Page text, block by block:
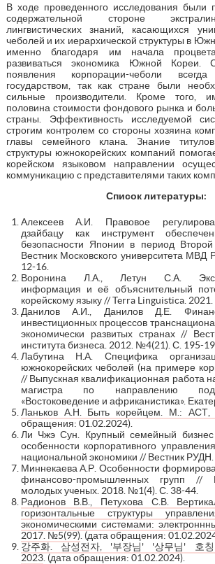
В ходе проведенного исследования были
содержательной стороне
лингвистических знаний, касающихся
чеболей и их иерархической структуры в
именно благодаря им начала
развиваться экономика Южной Кореи.
появления корпорации-чеболи
государством, так как стране были
сильные производители. Кроме того,
половина стоимости фондового рынка и
страны. Эффективность исследуемой
строгим контролем со стороны хозяина
главы семейного клана. Знание
структуры южнокорейских компаний
корейском языковом направлении
коммуникацию с представителями таких
Список литературы:
Алексеев А.И. Правовое
дзайбацу как инструмент
безопасности Японии в период
Вестник Московского университета МВД
12-16.
Воронина Л.А., Летун С.А.
информация и её объяснительный
корейскому языку // Terra Linguistica.
Данилов А.И., Данилов Д.Е.
инвестиционных процессов
экономически развитых странах //
института бизнеса. 2012. №4(21). С. 195-
Лабутина Н.А. Специфика
южнокорейских чеболей (на примере
// Выпускная квалификационная работа
магистра по направлению
«Востоковедение и африканистика».
Ланьков А.Н. Быть корейцем. М.:
обращения: 01.02.2024).
Ли Чжэ Сун. Крупный семейный бизнес
особенности корпоративного
национальной экономики // Вестник
Миннекаева А.Р. Особенности
финансово-промышленных групп //
молодых ученых. 2018. №1(4). С. 38-44.
Радионов В.В., Петухова С.В.
горизонтальные структуры
экономическими системами:
2017. №5(99). (дата обращения:
강주화. 삼성전자, '부장님' '상무님' 호
2023. (дата обращения: 01.02.2024).